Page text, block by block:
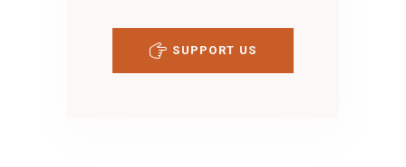
SUPPORT US